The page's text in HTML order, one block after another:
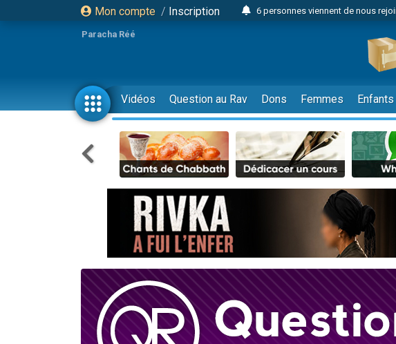
Mon compte / Inscription
6 personnes viennent de nous
2 personnes viennent de faire
17 personnes viennent de
4 personnes viennent de nous
Il reste 49 places pour étudier
23 personnes viennent de
Eva vient de donner son Maasser
4 personnes viennent de nous
3 personnes viennent de nous
3 personnes viennent de faire
Odaya vient de donner son Maasser
13 personnes viennent de
2 personnes viennent de nous
30 personnes viennent de
Il reste 49 places pour
Paracha Réé
Vidéos Question au Rav Dons Femmes Enfants